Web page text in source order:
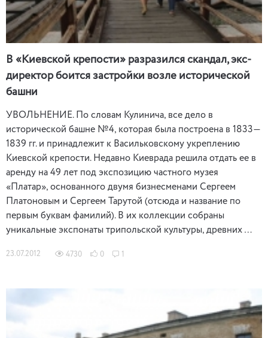
В «Киевской крепости» разразился скандал, экс-
директор боится застройки возле исторической
башни
УВОЛЬНЕНИЕ. По словам Кулинича, все дело в
исторической башне №4, которая была построена в 1833—
1839 гг. и принадлежит к Васильковскому укреплению
Киевской крепости. Недавно Киеврада решила отдать ее в
аренду на 49 лет под экспозицию частного музея
«Платар», основанного двумя бизнесменами Сергеем
Платоновым и Сергеем Тарутой (отсюда и название по
первым буквам фамилий). В их коллекции собраны
уникальные экспонаты трипольской культуры, древних …
23.07.2012 4730 0 1